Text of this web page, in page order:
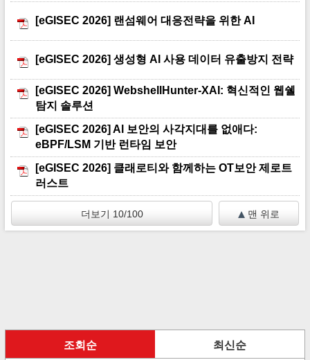
[eGISEC 2026] 랜섬웨어 대응전략을 위한 AI
[eGISEC 2026] 생성형 AI 사용 데이터 유출방지 전략
[eGISEC 2026] WebshellHunter-XAI: 혁신적인 웹쉘
탐지 솔루션
[eGISEC 2026] Al 보안의 사각지대를 없애다:
eBPF/LSM 기반 런타임 보안
[eGISEC 2026] 클래로티와 함께하는 OT보안 제로트
러스트
더보기 10/100 맨 위로
조회순 최신순